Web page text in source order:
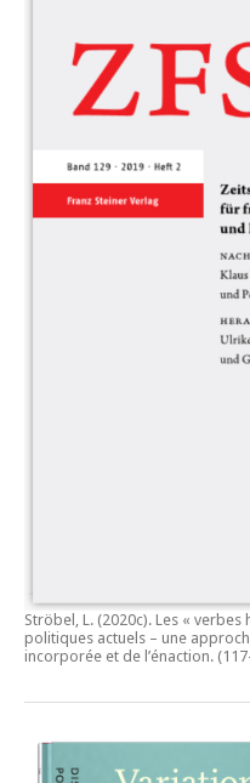
Ströbel, L. (2020c). Les « verbes
politiques actuels – une
incorporée et de l’énaction.